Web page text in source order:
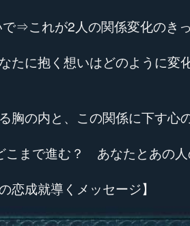
⇒これが2人の関係変化のき
たに抱く想いはどのように変
胸の内と、この関係に下す心
こまで進む？ あなたとあの
恋成就導くメッセージ】